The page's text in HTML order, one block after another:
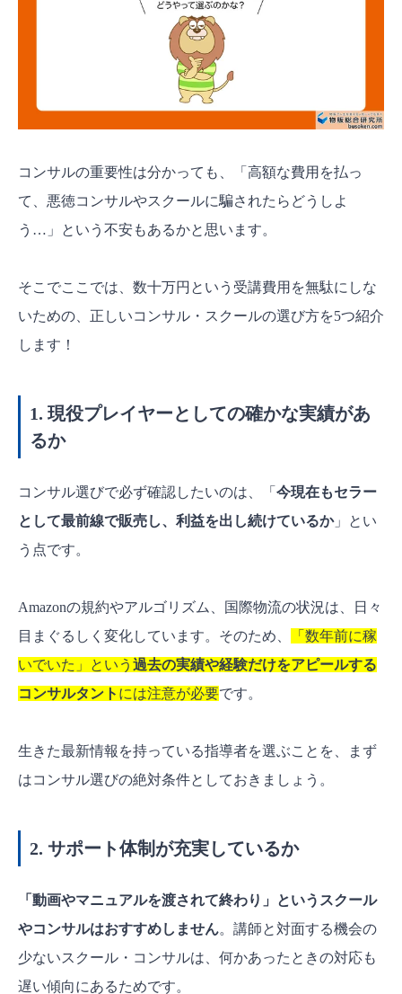
コンサルの重要性は分かっても、「高額な費用を払っ
て、悪徳コンサルやスクールに騙されたらどうしよ
う…」という不安もあるかと思います。
そこでここでは、数十万円という受講費用を無駄にしな
いための、正しいコンサル・スクールの選び方を5つ紹介
します！
1. 現役プレイヤーとしての確かな実績があ
るか
コンサル選びで必ず確認したいのは、「 今現在もセラー
として最前線で販売し、利益を出し続けているか」とい
う点です。
Amazonの規約やアルゴリズム、国際物流の状況は、日々
目まぐるしく変化しています。そのため、
「数年前に稼
いでいた」という 過去の実績や経験だけをアピールする
コンサルタント には注意が必要です。
生きた最新情報を持っている指導者を選ぶことを、まず
はコンサル選びの絶対条件としておきましょう。
2. サポート体制が充実しているか
「動画やマニュアルを渡されて終わり」というスクール
やコンサルはおすすめしません。講師と対面する機会の
少ないスクール・コンサルは、何かあったときの対応も
遅い傾向にあるためです。